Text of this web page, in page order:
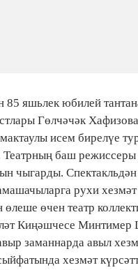
85 яшьлек юбилей
Гөлчәчәк
исем бирелүе
баш
чыгарды.
рухи
өлеше өчен театр
Киңәшчесе
заманнарда авыл
хезмәт